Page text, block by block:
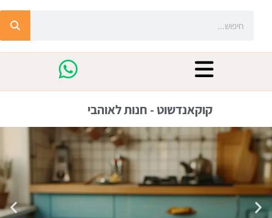
קוקאנדשוט - חנות לאוהבי